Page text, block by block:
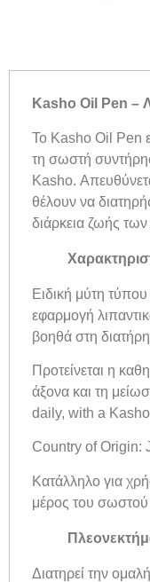
Kasho Oil Pen –
Το Kasho Oil Pen
τη σωστή
Kasho.
θέλουν να
διάρκεια ζωής
Ειδική μύτη
εφαρμογή
βοηθά στη
Προτείνεται η
άξονα και τη
daily, with a
Country of Origin:
Κατάλληλο για
μέρος του
Διατηρεί την